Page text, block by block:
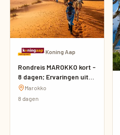
·Koning Aap
Rondreis MAROKKO kort -
8 dagen; Ervaringen uit
1001 Nacht
Marokko
8 dagen